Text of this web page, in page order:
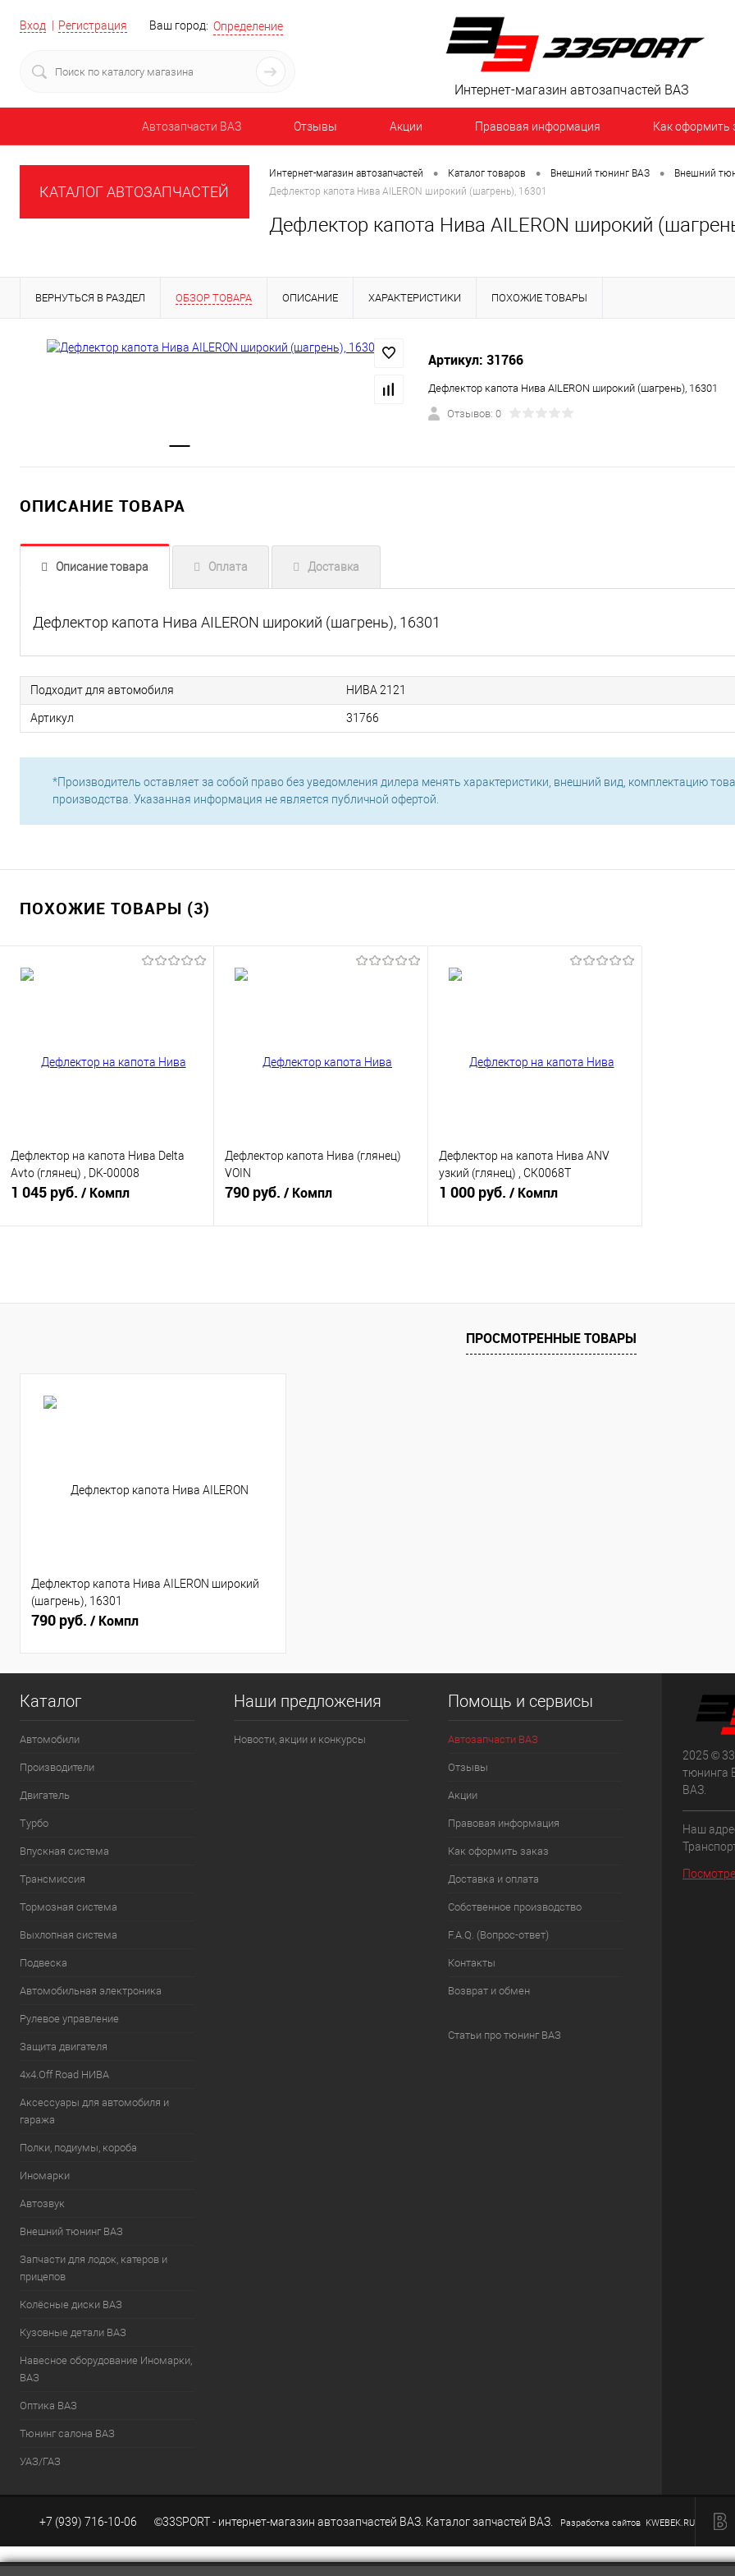
Вход Регистрация Ваш город: Определение
Интернет-магазин автозапчастей ВАЗ
Автозапчасти ВАЗ Отзывы Акции Правовая информация Как оформить
КАТАЛОГ АВТОЗАПЧАСТЕЙ
Интернет-магазин автозапчастей • Каталог товаров • Внешний тюнинг ВАЗ • Внешний
Дефлектор капота Нива AILERON широкий (шагрень), 16301
Дефлектор капота Нива AILERON широкий
ВЕРНУТЬСЯ В РАЗДЕЛ ОБЗОР ТОВАРА ОПИСАНИЕ ХАРАКТЕРИСТИКИ ПОХОЖИЕ ТОВАРЫ
Артикул: 31766
Дефлектор капота Нива AILERON широкий (шагрень), 16301
Отзывов: 0
ОПИСАНИЕ ТОВАРА
Описание товара Оплата Доставка
Дефлектор капота Нива AILERON широкий (шагрень), 16301
Подходит для автомобиля НИВА 2121
Артикул 31766
*Производитель оставляет за собой право без уведомления дилера менять характеристики, внешний вид, комплектацию
производства. Указанная информация не является публичной офертой.
ПОХОЖИЕ ТОВАРЫ (3)
Дефлектор на капота Нива Delta
Avto (глянец) , DK-00008
1 045 руб. / Компл
Дефлектор капота Нива (глянец)
VOIN
790 руб. / Компл
Дефлектор на капота Нива ANV
узкий (глянец) , СК0068Т
1 000 руб. / Компл
ПРОСМОТРЕННЫЕ ТОВАРЫ
Дефлектор капота Нива AILERON широкий
(шагрень), 16301
790 руб. / Компл
Каталог
Автомобили
Производители
Двигатель
Турбо
Впускная система
Трансмиссия
Тормозная система
Выхлопная система
Подвеска
Автомобильная электроника
Рулевое управление
Защита двигателя
4х4.Off Road НИВА
Аксессуары для автомобиля и
гаража
Полки, подиумы, короба
Иномарки
Автозвук
Внешний тюнинг ВАЗ
Запчасти для лодок, катеров и
прицепов
Колёсные диски ВАЗ
Кузовные детали ВАЗ
Навесное оборудование Иномарки,
ВАЗ
Оптика ВАЗ
Тюнинг салона ВАЗ
УАЗ/ГАЗ
Наши предложения
Новости, акции и конкурсы
Помощь и сервисы
Автозапчасти ВАЗ
Отзывы
Акции
Правовая информация
Как оформить заказ
Доставка и оплата
Собственное производство
F.A.Q. (Вопрос-ответ)
Контакты
Возврат и обмен
Статьи про тюнинг ВАЗ
2025 ©
тюнинга
ВАЗ.
Наш
+7 (939) 716-10-06 ©33SPORT - интернет-магазин автозапчастей ВАЗ. Каталог запчастей ВАЗ. Разработка сайтов KWEBEK.RU